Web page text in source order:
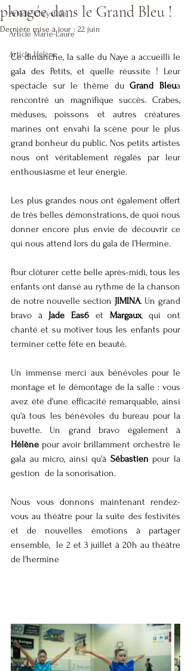
Article Chrystèle
Article Marie-Laure
Article Hélène
plongée dans le Grand Bleu !
Dernière mise à jour : 22 juin
Ce dimanche, la salle du Naye a accueilli le
gala des Petits, et quelle réussite ! Leur
spectacle sur le thème du Grand Bleua
rencontré un magnifique succès. Crabes,
méduses, poissons et autres créatures
marines ont envahi la scène pour le plus
grand bonheur du public. Nos petits artistes
nous ont véritablement régalés par leur
enthousiasme et leur énergie.
Les plus grandes nous ont également offert
de très belles démonstrations, de quoi nous
donner encore plus envie de découvrir ce
qui nous attend lors du gala de l’Hermine.
Pour clôturer cette belle après-midi, tous les
enfants ont dansé au rythme de la chanson
de notre nouvelle section JIMINA. Un grand
bravo à Jade Eas6 et Margaux, qui ont
chanté et su motiver tous les enfants pour
terminer cette fête en beauté.
Un immense merci aux bénévoles pour le
montage et le démontage de la salle : vous
avez été d'une efficacité remarquable, ainsi
qu'à tous les bénévoles du bureau pour la
Hélène pour avoir brillamment orchestré le
gala au micro, ainsi qu'à Sébastien pour la
gestion  de la sonorisation.
Nous vous donnons maintenant rendez-
vous au théâtre pour la suite des festivités
et de nouvelles émotions à partager
ensemble,  le 2 et 3 juillet à 20h au théâtre
de l'hermine